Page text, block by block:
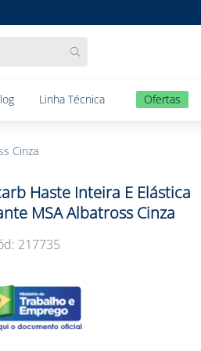
Linha Técnica Ofertas
Cinza
Haste Inteira E Elástica
MSA Albatross Cinza
: 217735